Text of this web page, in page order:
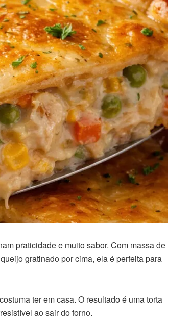
praticidade e muito sabor. Com massa de
gratinado por cima, ela é perfeita para
ter em casa. O resultado é uma torta
ao sair do forno.